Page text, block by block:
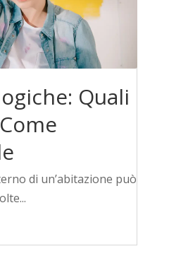
Quali
di un’abitazione può